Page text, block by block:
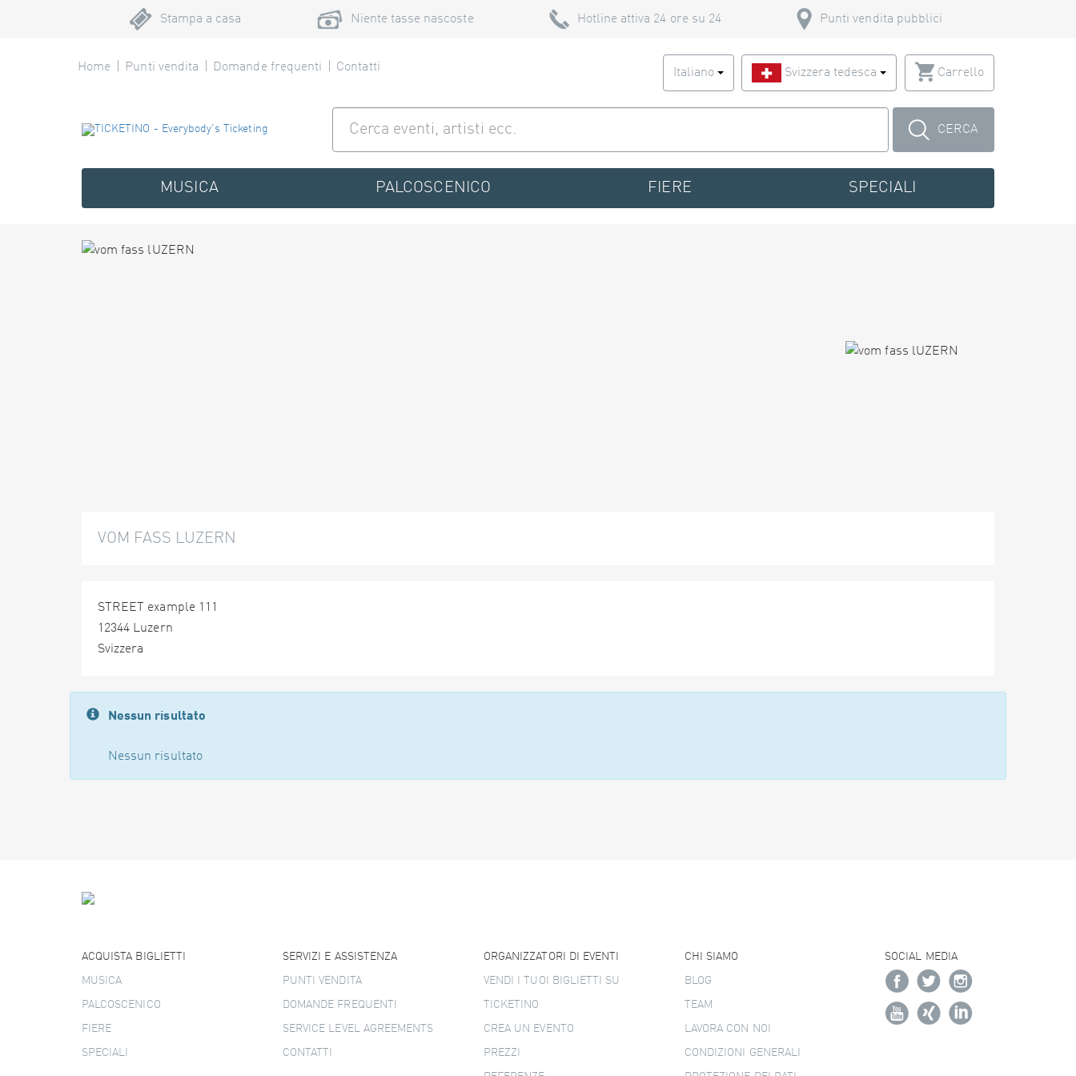
Stampa a casa Niente tasse nascoste Hotline attiva 24 ore su 24 Punti vendita pubblici
Home Punti vendita Domande frequenti Contatti Italiano Svizzera tedesca Carrello
CERCA
MUSICA PALCOSCENICO FIERE SPECIALI
VOM FASS LUZERN
STREET example 111
12344 Luzern
Svizzera
Nessun risultato
Nessun risultato
ACQUISTA BIGLIETTI
MUSICA
PALCOSCENICO
FIERE
SPECIALI
SERVIZI E ASSISTENZA
PUNTI VENDITA
DOMANDE FREQUENTI
SERVICE LEVEL AGREEMENTS
CONTATTI
ORGANIZZATORI DI EVENTI
VENDI I TUOI BIGLIETTI SU
TICKETINO
CREA UN EVENTO
PREZZI
CHI SIAMO
BLOG
TEAM
LAVORA CON NOI
CONDIZIONI GENERALI
SOCIAL MEDIA